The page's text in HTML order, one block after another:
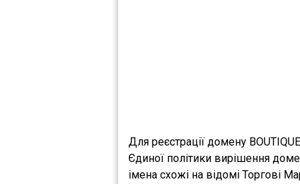
Для реєстрації домену
Єдиної політики вирішення
імена схожі на відомі Торгові